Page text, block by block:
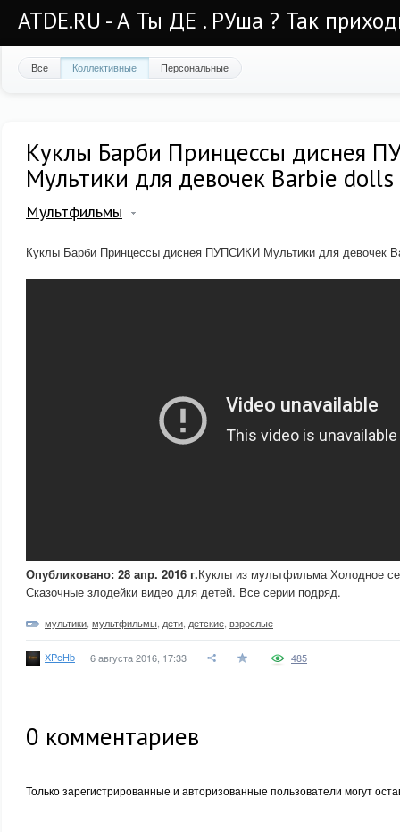
ATDE.RU - А Ты ДЕ . РУша ? Так
Все Коллективные Персональные
Куклы Барби Принцессы диснея
Мультики для девочек Barbie
Мультфильмы
Куклы Барби Принцессы диснея ПУПСИКИ Мультики для девочек
Опубликовано: 28 апр. 2016 г.Куклы из мультфильма Холодное
Сказочные злодейки видео для детей. Все серии подряд.
мультики мультфильмы дети детские взрослые
XPeHb 6 августа 2016, 17:33 485
0 комментариев
Только зарегистрированные и авторизованные пользователи могут